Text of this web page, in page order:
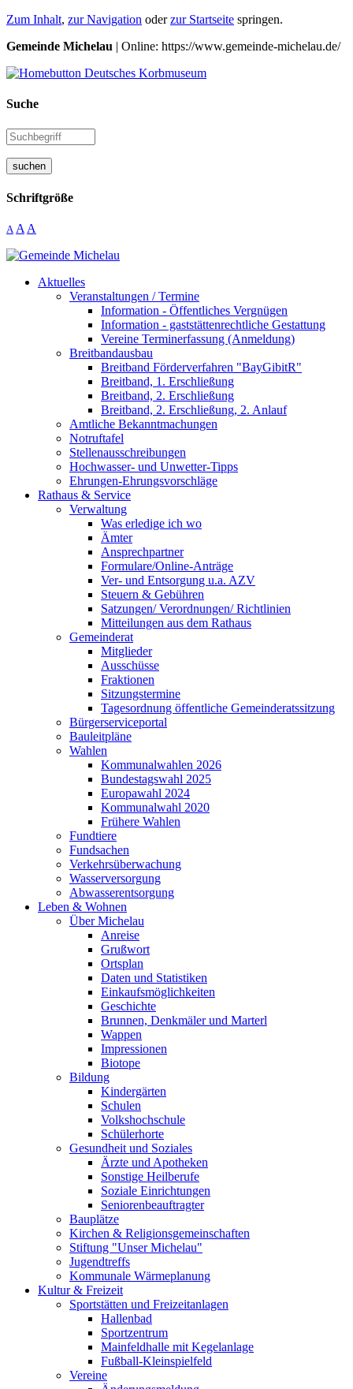
Zum Inhalt, zur Navigation oderzur Startseite springen.
Gemeinde Michelau | Online: https://www.gemeinde-michelau.de/
Suche
suchen
Schriftgröße
A A A
Aktuelles
Veranstaltungen / Termine
Information - Öffentliches Vergnügen
Information - gaststättenrechtliche Gestattung
Vereine Terminerfassung (Anmeldung)
Breitbandausbau
Breitband Förderverfahren "BayGibitR"
Breitband, 1. Erschließung
Breitband, 2. Erschließung
Breitband, 2. Erschließung, 2. Anlauf
Amtliche Bekanntmachungen
Notruftafel
Stellenausschreibungen
Hochwasser- und Unwetter-Tipps
Ehrungen-Ehrungsvorschläge
Rathaus & Service
Verwaltung
Was erledige ich wo
Ämter
Ansprechpartner
Formulare/Online-Anträge
Ver- und Entsorgung u.a. AZV
Steuern & Gebühren
Satzungen/ Verordnungen/ Richtlinien
Mitteilungen aus dem Rathaus
Gemeinderat
Mitglieder
Ausschüsse
Fraktionen
Sitzungstermine
Tagesordnung öffentliche Gemeinderatssitzung
Bürgerserviceportal
Bauleitpläne
Wahlen
Kommunalwahlen 2026
Bundestagswahl 2025
Europawahl 2024
Kommunalwahl 2020
Frühere Wahlen
Fundtiere
Fundsachen
Verkehrsüberwachung
Wasserversorgung
Abwasserentsorgung
Leben & Wohnen
Über Michelau
Anreise
Grußwort
Ortsplan
Daten und Statistiken
Einkaufsmöglichkeiten
Geschichte
Brunnen, Denkmäler und Marterl
Wappen
Impressionen
Biotope
Bildung
Kindergärten
Schulen
Volkshochschule
Schülerhorte
Gesundheit und Soziales
Ärzte und Apotheken
Sonstige Heilberufe
Soziale Einrichtungen
Seniorenbeauftragter
Bauplätze
Kirchen & Religionsgemeinschaften
Stiftung "Unser Michelau"
Jugendtreffs
Kommunale Wärmeplanung
Kultur & Freizeit
Sportstätten und Freizeitanlagen
Hallenbad
Sportzentrum
Mainfeldhalle mit Kegelanlage
Fußball-Kleinspielfeld
Vereine